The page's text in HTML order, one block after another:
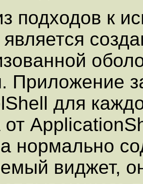
подходов к
Приложение
для
от
нормально
виджет,